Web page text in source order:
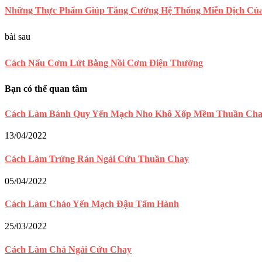
Những Thực Phẩm Giúp Tăng Cường Hệ Thống Miễn Dịch
bài sau
Cách Nấu Cơm Lứt Bằng Nồi Cơm Điện Thường
Bạn có thể quan tâm
Cách Làm Bánh Quy Yến Mạch Nho Khô Xốp Mềm Thuần
13/04/2022
Cách Làm Trứng Rán Ngải Cứu Thuần Chay
05/04/2022
Cách Làm Cháo Yến Mạch Đậu Tẩm Hành
25/03/2022
Cách Làm Chả Ngải Cứu Chay